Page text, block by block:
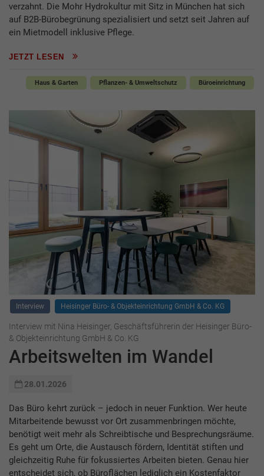
verzahnt. Die Mohr Hydrokultur mit Sitz in München hat sich
auf B2B-Bürobegrünung spezialisiert und setzt seit Jahren auf
ein Mietmodell inklusive Pflege.
JETZT LESEN
Haus & Garten Pflanzen- & Umweltschutz Büroeinrichtung
Interview Heisinger Büro- & Objekteinrichtung GmbH & Co. KG
Interview mit Nina Heisinger, Geschäftsführerin der Heisinger Büro-
& Objekteinrichtung GmbH & Co. KG
Arbeitswelten im Wandel
28.01.2026
Das Büro kehrt zurück – jedoch in neuer Funktion. Wer heute
Mitarbeitende bewusst vor Ort zusammenbringen möchte,
benötigt weit mehr als Schreibtische und Besprechungsräume.
Es geht um Orte, die Austausch fördern, Identität stiften und
gleichzeitig Ruhe für fokussiertes Arbeiten bieten. Genau hier
entscheidet sich, ob Büroflächen lediglich ein Kostenfaktor